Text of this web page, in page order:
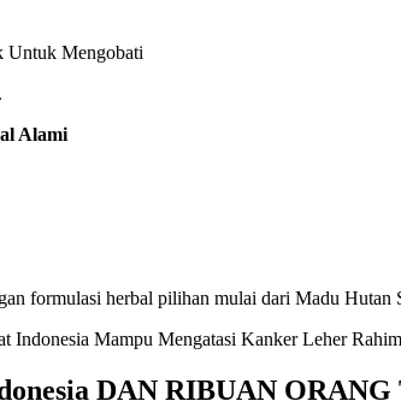
Untuk Mengobati
Alami
formulasi herbal pilihan mulai dari Madu Hutan
Indonesia Mampu Mengatasi Kanker Leher
DAN RIBUAN